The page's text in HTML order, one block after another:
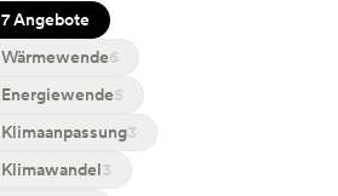
7 Angebote
Wärmewende6
Energiewende5
Klimaanpassung3
Klimawandel3